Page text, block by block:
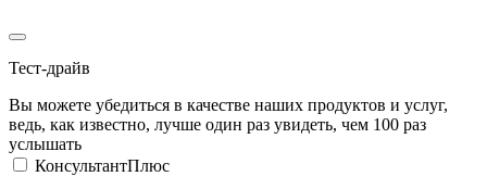
Тест-драйв
Вы можете убедиться в качестве наших продуктов и услуг,
ведь, как известно, лучше один раз увидеть, чем 100 раз
услышать
КонсультантПлюс